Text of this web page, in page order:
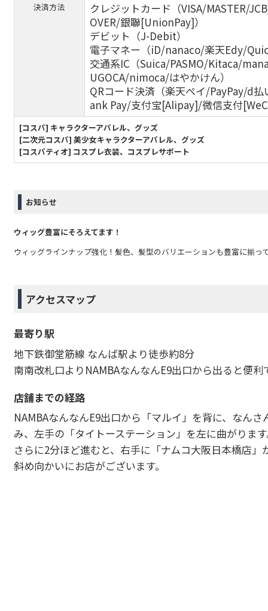
決済方法
クレジットカード（VISA/MASTER/
OVER/銀聯[UnionPay]）
デビット（J-Debit）
電子マネー（iD/nanaco/楽天Edy/
交通系IC（Suica/PASMO/Kitaca/
UGOCA/nimoca/はやかけん）
QRコード決済（楽天ペイ/PayPay/d
ank Pay/支付宝[Alipay]/微信支付
[コスパ] キャラクターアパレル、グッズ
[二次元コスパ] 美少女キャラクターアパレル、グッズ
[コスパティオ] コスプレ衣装、コスプレサポート
お知らせ
ウィッグ豊富にそろえてます！
ウィッグラインナップ強化！髪色、髪型のバリエーションも豊富に揃っ
アクセスマップ
最寄り駅
地下鉄御堂筋線 なんば駅より徒歩約8分
南南改札口よりNAMBAなんなんE9出口から出ると便利
店舗までの経路
NAMBAなんなんE9出口から「マルイ」を背に、なんさ
み、左手の「タイトーステーション」を左に曲がりま
さらに2分ほど進むと、右手に「ナムコ大阪日本橋店」
斜め向かいにお店がございます。